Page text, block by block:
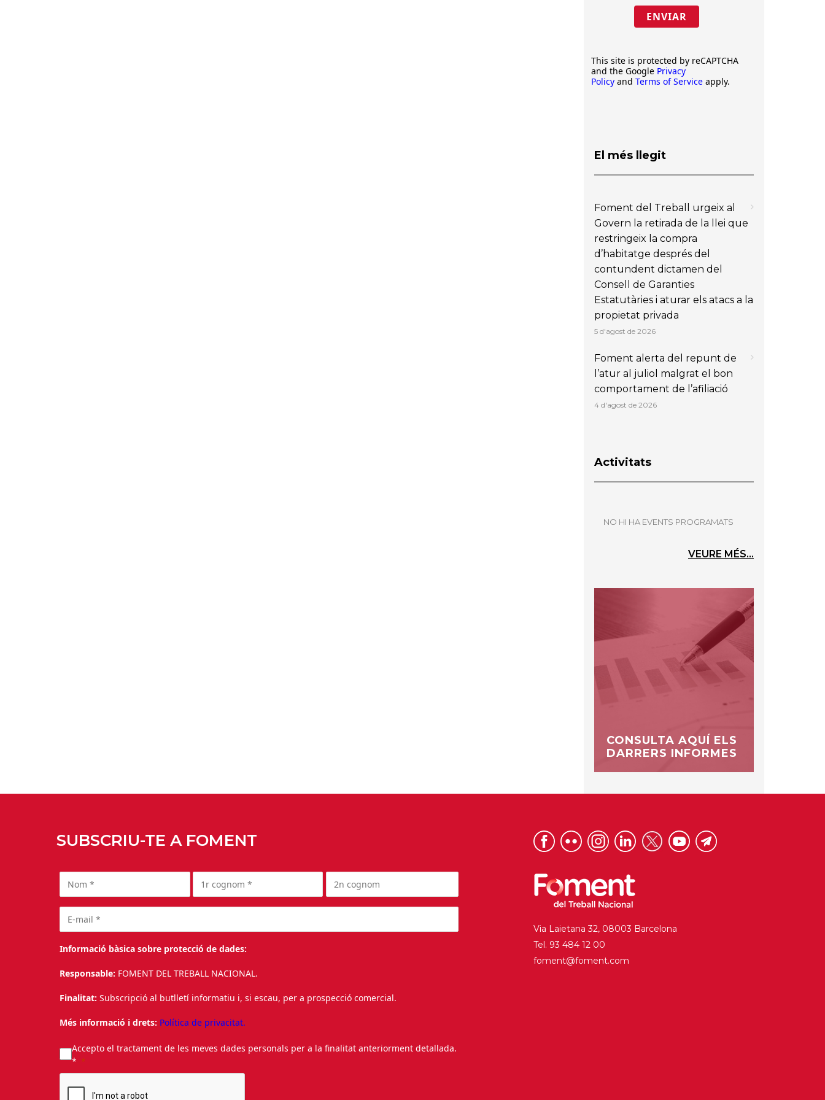
ENVIAR
This site is protected by reCAPTCHA
and the Google Privacy
Policy and Terms of Service apply.
El més llegit
Foment del Treball urgeix al
Govern la retirada de la llei que
restringeix la compra
d’habitatge després del
contundent dictamen del
Consell de Garanties
Estatutàries i aturar els atacs a la
propietat privada
5 d'agost de 2026
Foment alerta del repunt de
l’atur al juliol malgrat el bon
comportament de l’afiliació
4 d'agost de 2026
Activitats
NO HI HA EVENTS PROGRAMATS
VEURE MÉS...
CONSULTA AQUÍ ELS
DARRERS INFORMES
SUBSCRIU-TE A FOMENT
Informació bàsica sobre protecció de dades:
Responsable: FOMENT DEL TREBALL NACIONAL.
Finalitat: Subscripció al butlletí informatiu i, si escau, per a prospecció comercial.
Més informació i drets: Política de privacitat.
Accepto el tractament de les meves dades personals per a la finalitat anteriorment detallada.
*
Via Laietana 32, 08003 Barcelona
Tel. 93 484 12 00
foment@foment.com